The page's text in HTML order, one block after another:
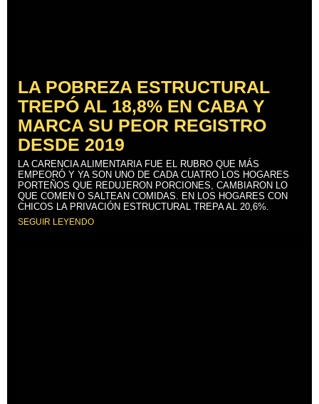
LA POBREZA ESTRUCTURAL
TREPÓ AL 18,8% EN CABA Y
MARCA SU PEOR REGISTRO
DESDE 2019
LA CARENCIA ALIMENTARIA FUE EL RUBRO QUE MÁS
EMPEORÓ Y YA SON UNO DE CADA CUATRO LOS HOGARES
PORTEÑOS QUE REDUJERON PORCIONES, CAMBIARON LO
QUE COMEN O SALTEAN COMIDAS. EN LOS HOGARES CON
CHICOS LA PRIVACIÓN ESTRUCTURAL TREPA AL 20,6%.
SEGUIR LEYENDO